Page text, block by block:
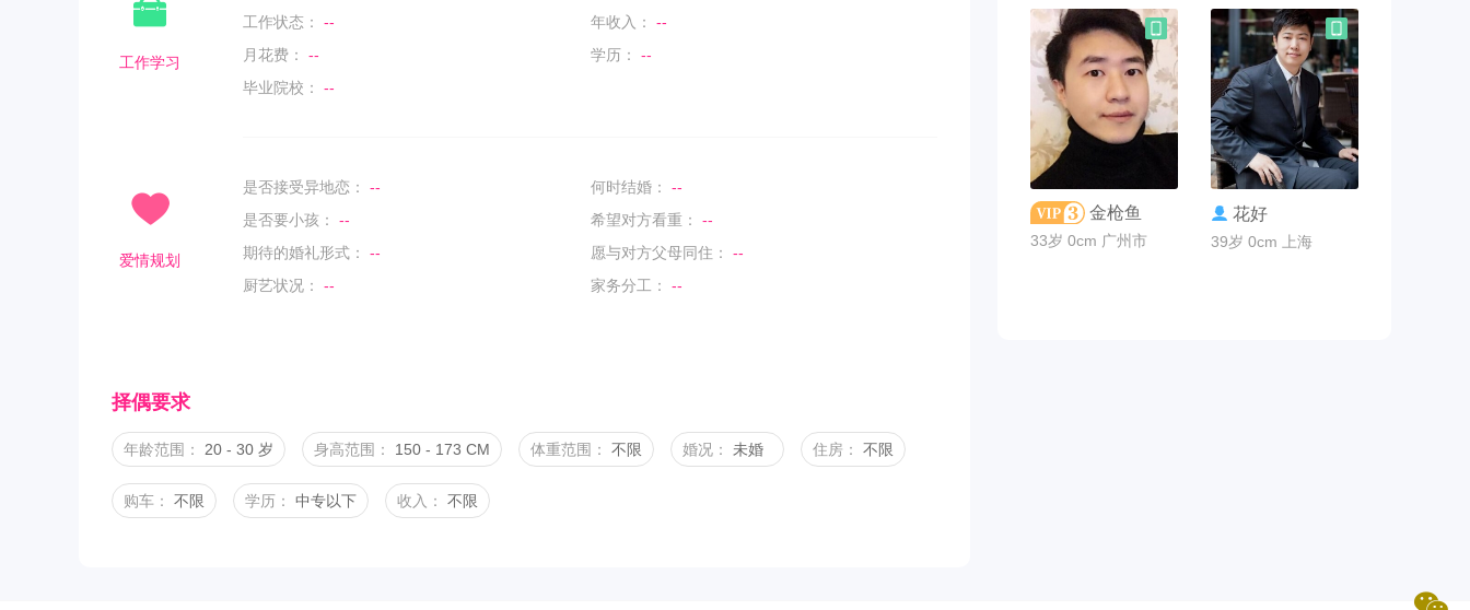
工作学习
工作状态：
-- 年收入：
--
月花费：
-- 学历：
--
毕业院校：
--
爱情规划
是否接受异地恋： -- 何时结婚：
--
是否要小孩：
-- 希望对方看重：
--
期待的婚礼形式：
-- 愿与对方父母同住：
--
厨艺状况：
-- 家务分工： --
择偶要求
年龄范围： 20 - 30 岁 身高范围： 150 - 173 CM 体重范围： 不限 婚况： 未婚 住房： 不限
购车： 不限 学历： 中专以下 收入： 不限
联系TA
金枪鱼
33岁 0cm 广州市
联系TA
花好
39岁 0cm 上海